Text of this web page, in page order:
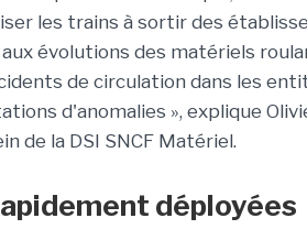
les trains à sortir des
évolutions des matériels
de circulation dans les
d'anomalies », explique
de la DSI SNCF Matériel.
déployées